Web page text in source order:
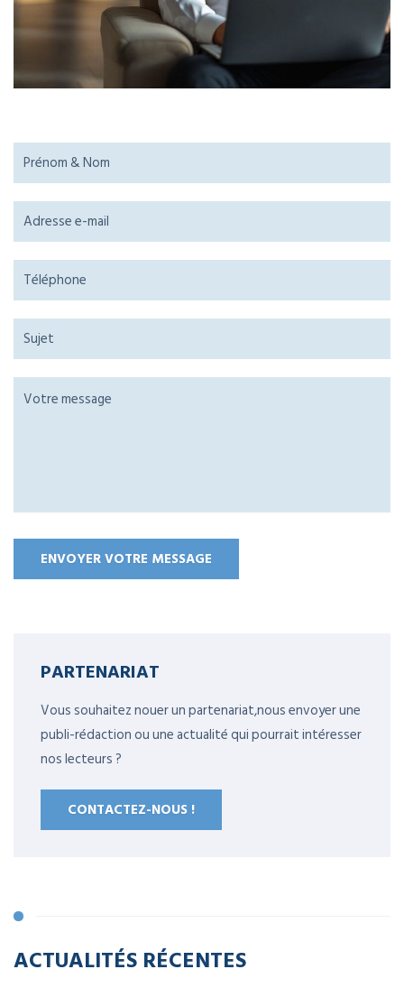
PARTENARIAT
Vous souhaitez nouer un partenariat,nous envoyer une
publi-rédaction ou une actualité qui pourrait intéresser
nos lecteurs ?
CONTACTEZ-NOUS !
ACTUALITÉS RÉCENTES